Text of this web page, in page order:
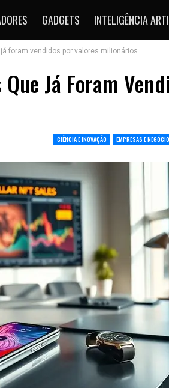
GADGETS INTELIGÊNCIA
foram vendidos por valores milionários
Que Já Foram
CIÊNCIA E INOVAÇÃO EMPRESAS E